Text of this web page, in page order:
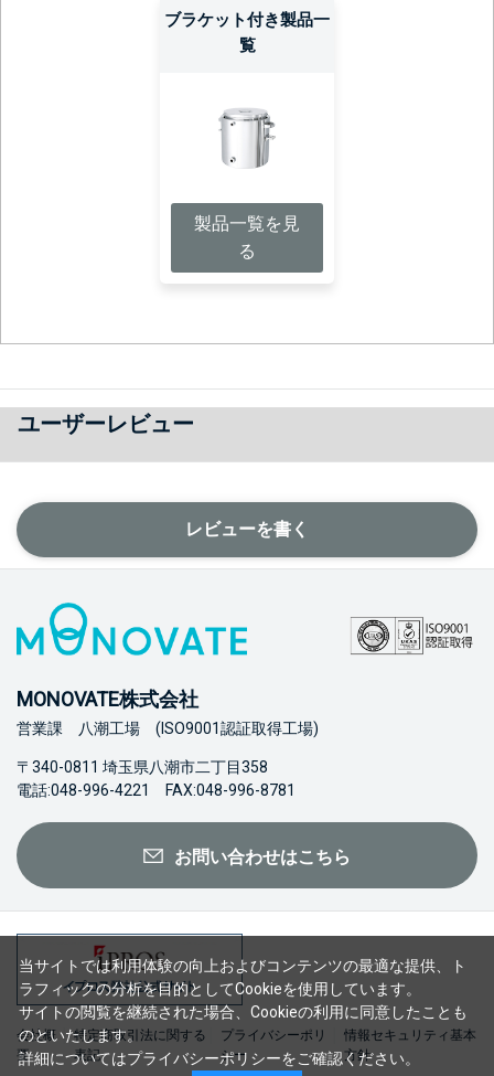
ブラケット付き製品一
覧
製品一覧を見
る
ユーザーレビュー
レビューを書く
MONOVATE株式会社
営業課 八潮工場 (ISO9001認証取得工場)
〒340-0811 埼玉県八潮市二丁目358
電話:048-996-4221 FAX:048-996-8781
お問い合わせはこちら
会社概
要
特定商取引法に関する
表記
プライバシーポリ
シー
情報セキュリティ基本
方針
当サイトでは利用体験の向上およびコンテンツの最適な提供、ト
ラフィックの分析を目的としてCookieを使用しています。
サイトの閲覧を継続された場合、Cookieの利用に同意したことも
のといたします。
詳細についてはプライバシーポリシーをご確認ください。